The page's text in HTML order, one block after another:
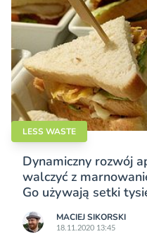
LESS WASTE
Dynamiczny rozwój
walczyć z
Go używają setki
MACIEJ SIKORSKI
18.11.2020 13:45